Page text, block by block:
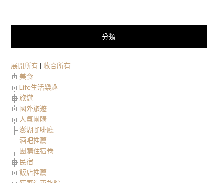
分類
展開所有 | 收合所有
美食
Life生活樂趣
旅遊
國外旅遊
人氣團購
澎湖咖啡廳
酒吧推薦
團購住宿卷
民宿
飯店推薦